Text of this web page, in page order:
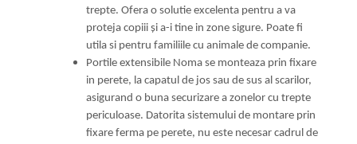
trepte. Ofera o solutie excelenta pentru a va
proteja copiii și a-i tine in zone sigure. Poate fi
utila si pentru familiile cu animale de companie.
Portile extensibile Noma se monteaza prin fixare
in perete, la capatul de jos sau de sus al scarilor,
asigurand o buna securizare a zonelor cu trepte
periculoase. Datorita sistemului de montare prin
fixare ferma pe perete, nu este necesar cadrul de